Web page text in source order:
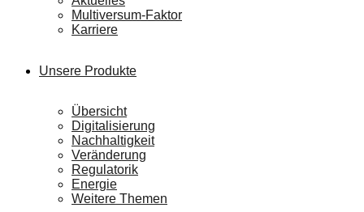
Multiversum-Faktor
Karriere
Unsere Produkte
Übersicht
Digitalisierung
Nachhaltigkeit
Veränderung
Regulatorik
Energie
Weitere Themen